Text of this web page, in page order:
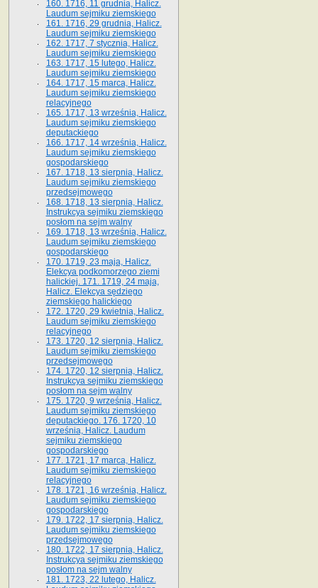
160. 1716, 11 grudnia, Halicz.
Laudum sejmiku ziemskiego
161. 1716, 29 grudnia, Halicz.
Laudum sejmiku ziemskiego
162. 1717, 7 stycznia, Halicz.
Laudum sejmiku ziemskiego
163. 1717, 15 lutego, Halicz.
Laudum sejmiku ziemskiego
164. 1717, 15 marca, Halicz.
Laudum sejmiku ziemskiego
relacyjnego
165. 1717, 13 września, Halicz.
Laudum sejmiku ziemskiego
deputackiego
166. 1717, 14 września, Halicz.
Laudum sejmiku ziemskiego
gospodarskiego
167. 1718, 13 sierpnia, Halicz.
Laudum sejmiku ziemskiego
przedsejmowego
168. 1718, 13 sierpnia, Halicz.
Instrukcya sejmiku ziemskiego
posłom na sejm walny
169. 1718, 13 września, Halicz.
Laudum sejmiku ziemskiego
gospodarskiego
170. 1719, 23 maja, Halicz.
Elekcya podkomorzego ziemi
halickiej. 171. 1719, 24 maja,
Halicz. Elekcya sędziego
ziemskiego halickiego
172. 1720, 29 kwietnia, Halicz.
Laudum sejmiku ziemskiego
relacyjnego
173. 1720, 12 sierpnia, Halicz.
Laudum sejmiku ziemskiego
przedsejmowego
174. 1720, 12 sierpnia, Halicz.
Instrukcya sejmiku ziemskiego
posłom na sejm walny
175. 1720, 9 września, Halicz.
Laudum sejmiku ziemskiego
deputackiego. 176. 1720, 10
września, Halicz. Laudum
sejmiku ziemskiego
gospodarskiego
177. 1721, 17 marca, Halicz.
Laudum sejmiku ziemskiego
relacyjnego
178. 1721, 16 września, Halicz.
Laudum sejmiku ziemskiego
gospodarskiego
179. 1722, 17 sierpnia, Halicz.
Laudum sejmiku ziemskiego
przedsejmowego
180. 1722, 17 sierpnia, Halicz.
Instrukcya sejmiku ziemskiego
posłom na sejm walny
181. 1723, 22 lutego, Halicz.